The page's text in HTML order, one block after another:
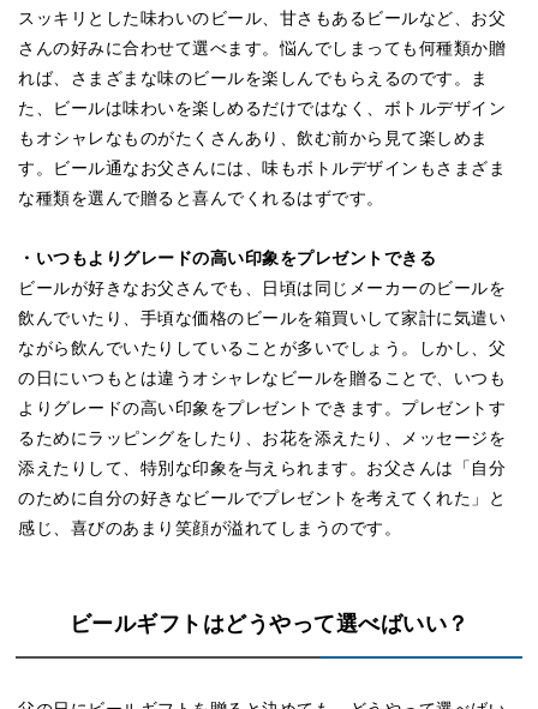
スッキリとした味わいのビール、甘さもあるビールなど、お父
さんの好みに合わせて選べます。悩んでしまっても何種類か贈
れば、さまざまな味のビールを楽しんでもらえるのです。ま
た、ビールは味わいを楽しめるだけではなく、ボトルデザイン
もオシャレなものがたくさんあり、飲む前から見て楽しめま
す。ビール通なお父さんには、味もボトルデザインもさまざま
な種類を選んで贈ると喜んでくれるはずです。
・いつもよりグレードの高い印象をプレゼントできる
ビールが好きなお父さんでも、日頃は同じメーカーのビールを
飲んでいたり、手頃な価格のビールを箱買いして家計に気遣い
ながら飲んでいたりしていることが多いでしょう。しかし、父
の日にいつもとは違うオシャレなビールを贈ることで、いつも
よりグレードの高い印象をプレゼントできます。プレゼントす
るためにラッピングをしたり、お花を添えたり、メッセージを
添えたりして、特別な印象を与えられます。お父さんは「自分
のために自分の好きなビールでプレゼントを考えてくれた」と
感じ、喜びのあまり笑顔が溢れてしまうのです。
ビールギフトはどうやって選べばいい？